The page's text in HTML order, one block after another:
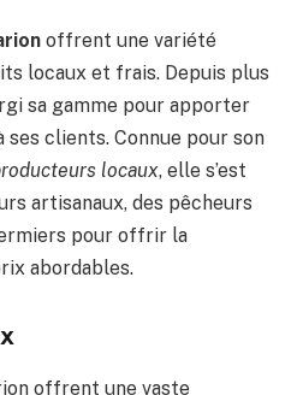
offrent une variété
locaux et frais. Depuis plus
sa gamme pour apporter
clients. Connue pour son
locaux, elle s’est
artisanaux, des pêcheurs
pour offrir la
abordables.
offrent une vaste